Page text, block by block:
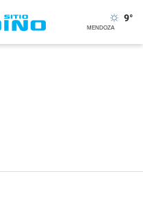
9°